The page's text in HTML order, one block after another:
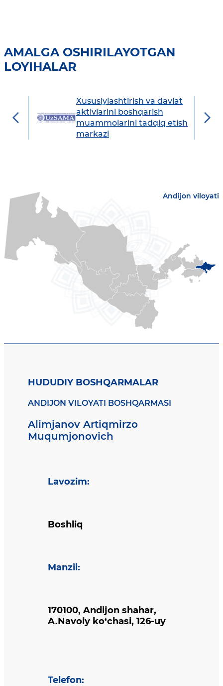
AMALGA OSHIRILAYOTGAN
LOYIHALAR
Xususiylashtirish va davlat
aktivlarini boshqarish
muammolarini tadqiq etish
markazi
Andijon viloyati
HUDUDIY BOSHQARMALAR
ANDIJON VILOYATI BOSHQARMASI
Alimjanov Artiqmirzo
Muqumjonovich
Lavozim:
Boshliq
Manzil :
170100, Andijon shahar,
A.Navoiy ko‘chasi, 126-uy
Telefon: